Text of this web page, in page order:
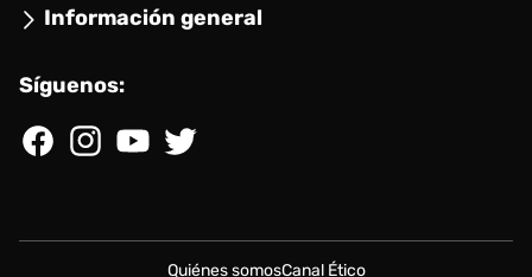
Información general
Síguenos:
FacebookInstagramYouTubeTwitter
Quiénes somosCanal Ético